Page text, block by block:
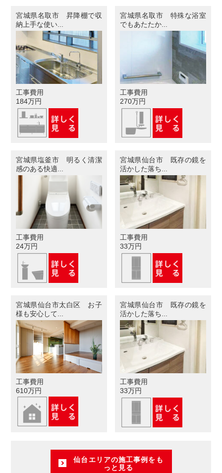
宮城県名取市 昇降棚で収
納上手な使い...
工事費用
184万円
宮城県名取市 特殊な浴室
でもあたたか...
工事費用
270万円
宮城県塩釜市 明るく清潔
感のある快適...
工事費用
24万円
宮城県仙台市 既存の鏡を
活かした落ち...
工事費用
33万円
宮城県仙台市太白区 お子
様も安心して...
工事費用
610万円
宮城県仙台市 既存の鏡を
活かした落ち...
工事費用
33万円
仙台エリアの施工事例をも
っと見る